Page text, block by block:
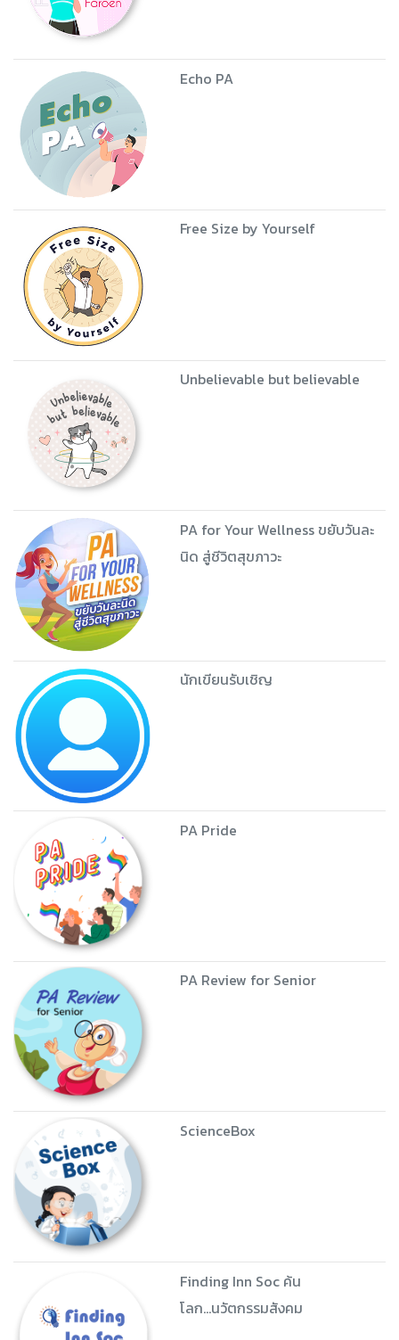
Echo PA
Free Size by Yourself
Unbelievable but believable
PA for Your Wellness ขยับวันละ
นิด สู่ชีวิตสุขภาวะ
นักเขียนรับเชิญ
PA Pride
PA Review for Senior
ScienceBox
Finding Inn Soc ค้น
โลก...นวัตกรรมสังคม